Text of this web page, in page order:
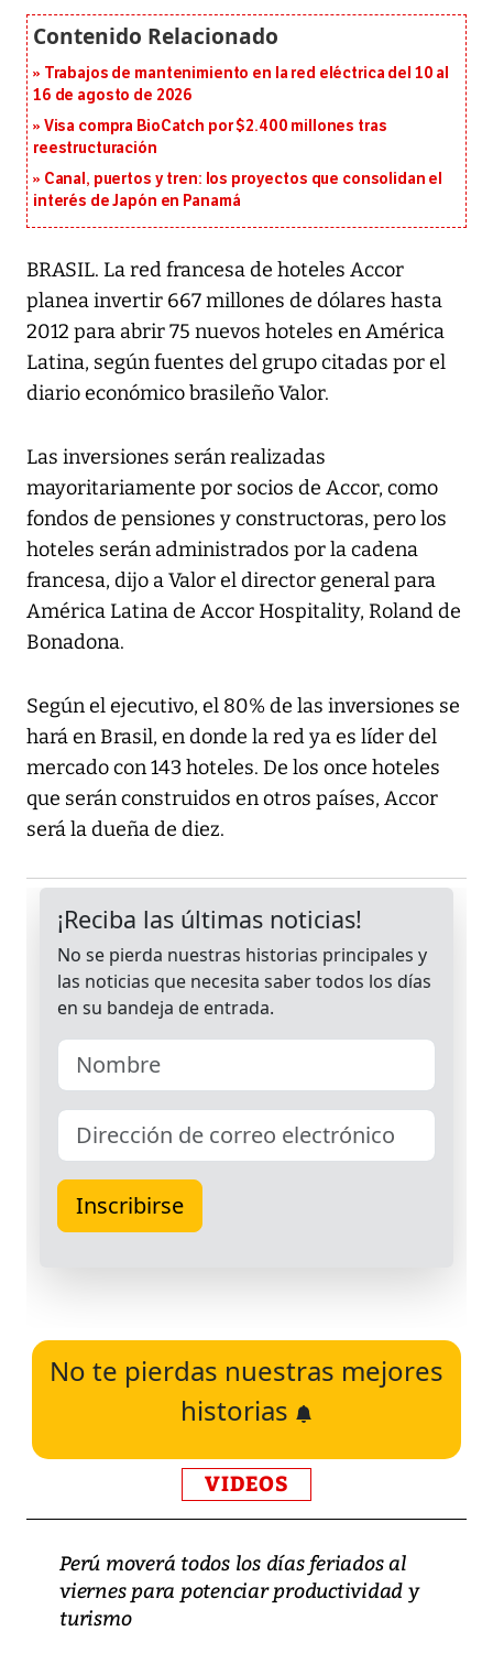
Trabajos de mantenimiento en la red eléctrica del 10 al
16 de agosto de 2026
Visa compra BioCatch por $2.400 millones tras
reestructuración
Canal, puertos y tren: los proyectos que consolidan el
interés de Japón en Panamá
BRASIL. La red francesa de hoteles Accor
planea invertir 667 millones de dólares hasta
2012 para abrir 75 nuevos hoteles en América
Latina, según fuentes del grupo citadas por el
diario económico brasileño Valor.
Las inversiones serán realizadas
mayoritariamente por socios de Accor, como
fondos de pensiones y constructoras, pero los
hoteles serán administrados por la cadena
francesa, dijo a Valor el director general para
América Latina de Accor Hospitality, Roland de
Bonadona.
Según el ejecutivo, el 80% de las inversiones se
hará en Brasil, en donde la red ya es líder del
mercado con 143 hoteles. De los once hoteles
que serán construidos en otros países, Accor
será la dueña de diez.
No te pierdas nuestras mejores
historias
VIDEOS
Perú moverá todos los días feriados al
viernes para potenciar productividad y
turismo